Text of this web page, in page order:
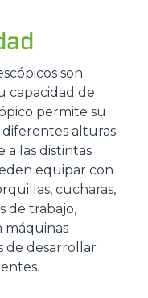
son
capacidad de
permite su
diferentes alturas
a las distintas
equipar con
cucharas,
de trabajo,
máquinas
de desarrollar